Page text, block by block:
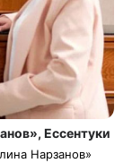
Ессентуки
Нарзанов»